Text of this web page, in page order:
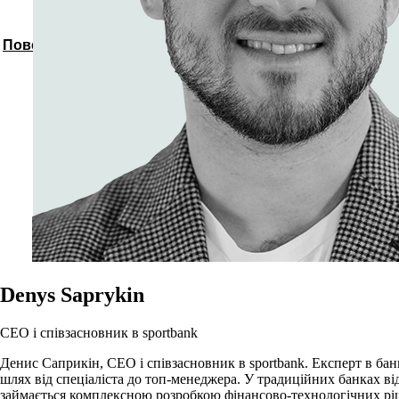
Повернутись до спікерів
Denys Saprykin
CEO і співзасновник в sportbank
Денис Саприкін, CEO і співзасновник в sportbank. Експерт в
шлях від спеціаліста до топ-менеджера. У традиційних банках
займається комплексною розробкою фінансово-технологічних